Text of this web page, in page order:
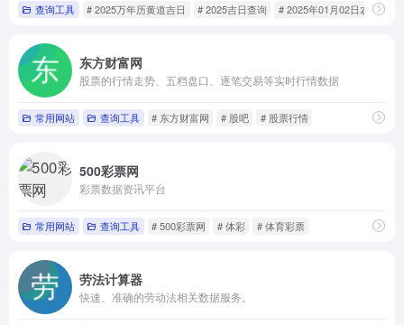
查询工具 # 2025万年历黄道吉日 # 2025吉日查询 # 2025年01月02日农历
东方财富网
股票的行情走势、五档盘口、逐笔交易等实时行情数据
常用网站 查询工具 # 东方财富网 # 股吧 # 股票行情
500彩票网
彩票数据资讯平台
常用网站 查询工具 # 500彩票网 # 体彩 # 体育彩票
劳法计算器
快速、准确的劳动法相关数据服务。